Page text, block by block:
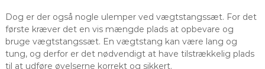
Dog er der også nogle ulemper ved vægtstangssæt. For det
første kræver det en vis mængde plads at opbevare og
bruge vægtstangssæt. En vægtstang kan være lang og
tung, og derfor er det nødvendigt at have tilstrækkelig plads
til at udføre øvelserne korrekt og sikkert.